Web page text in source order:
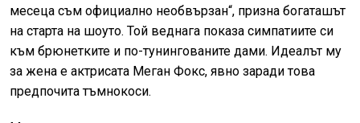
месеца съм официално необвързан“, призна богаташът
на старта на шоуто. Той веднага показа симпатиите си
към брюнетките и по-тунингованите дами. Идеалът му
за жена е актрисата Меган Фокс, явно заради това
предпочита тъмнокоси.